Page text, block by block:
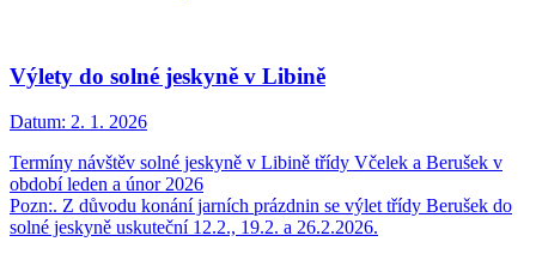
Výlety do solné jeskyně v Libině
Datum: 2. 1. 2026
Termíny návštěv solné jeskyně v Libině třídy Včelek a Berušek v
období leden a únor 2026
Pozn:. Z důvodu konání jarních prázdnin se výlet třídy Berušek do
solné jeskyně uskuteční 12.2., 19.2. a 26.2.2026.